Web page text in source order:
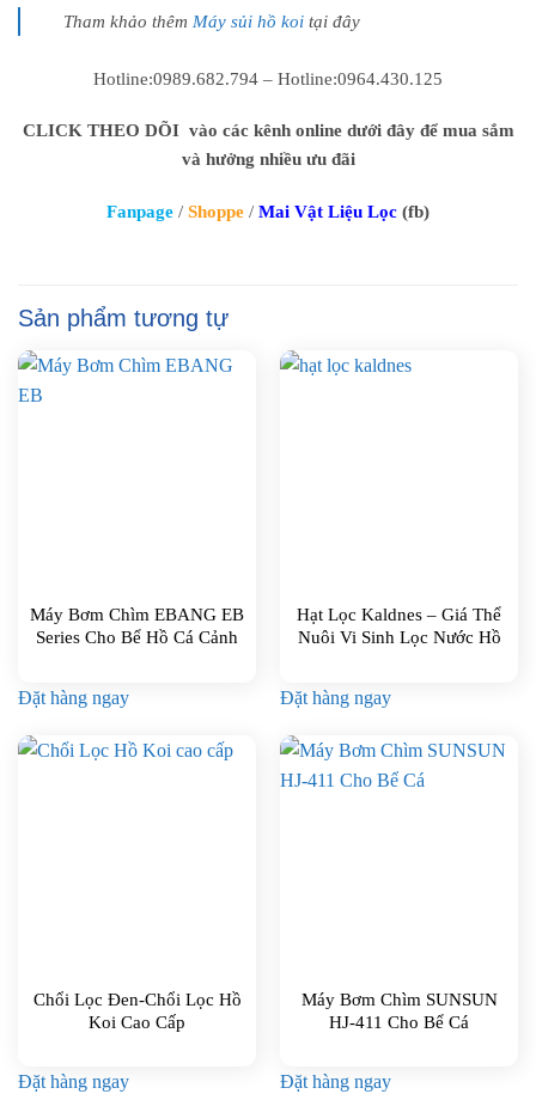
Tham khảo thêm Máy sủi hồ koi tại đây
Hotline:0989.682.794 – Hotline:0964.430.125
CLICK THEO DÕI vào các kênh online dưới đây để mua sắm
và hưởng nhiều ưu đãi
Fanpage / Shoppe / Mai Vật Liệu Lọc (fb)
Sản phẩm tương tự
Máy Bơm Chìm EBANG EB
Series Cho Bể Hồ Cá Cảnh
Đặt hàng ngay
Hạt Lọc Kaldnes – Giá Thể
Nuôi Vi Sinh Lọc Nước Hồ
Đặt hàng ngay
Chổi Lọc Đen-Chổi Lọc Hồ
Koi Cao Cấp
Đặt hàng ngay
Máy Bơm Chìm SUNSUN
HJ-411 Cho Bể Cá
Đặt hàng ngay